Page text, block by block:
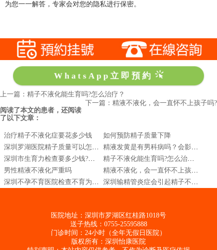
为您一一解答，专家会对您的隐私进行保密。
WhatsApp立即預約
上一篇：精子不液化能生育吗?怎么治疗？
下一篇：精液不液化，会一直怀不上孩子吗?
阅读了本文的患者，还阅读
了以下文章：
治疗精子不液化症要花多少钱
如何预防精子质量下降
男性精液不液化严重吗
医院地址：深圳市罗湖区红桂路1018号
送子热线：0755-25595888
门诊时间：24小时（全年无假日医院）
版权所有：深圳怡康医院